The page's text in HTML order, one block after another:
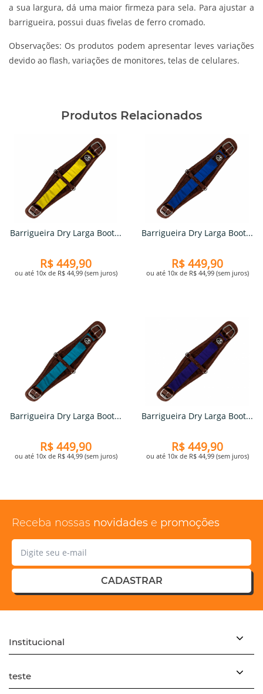
a sua largura, dá uma maior firmeza para sela. Para ajustar a
barrigueira, possui duas fivelas de ferro cromado.
Observações: Os produtos podem apresentar leves variações
devido ao flash, variações de monitores, telas de celulares.
Produtos Relacionados
Barrigueira Dry Larga Boot...
R$ 449,90
ou até 10x de R$ 44,99 (sem juros)
Barrigueira Dry Larga Boot...
R$ 449,90
ou até 10x de R$ 44,99 (sem juros)
Barrigueira Dry Larga Boot...
R$ 449,90
ou até 10x de R$ 44,99 (sem juros)
Barrigueira Dry Larga Boot...
R$ 449,90
ou até 10x de R$ 44,99 (sem juros)
Receba nossas novidades e promoções
CADASTRAR
Institucional
teste